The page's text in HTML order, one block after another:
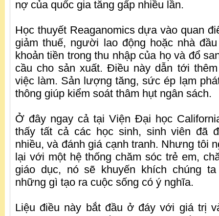
nợ của quốc gia tăng gấp nhiều lần.
Học thuyết Reaganomics dựa vào quan
giảm thuế, người lao động hoặc nhà
khoản tiền trong thu nhập của họ và đổ
cầu cho sản xuất. Điều này dẫn tới
việc làm. Sản lượng tăng, sức ép lạm
thông giúp kiểm soát thâm hụt ngân sách.
Ở đây ngay cả tại Viện Đại học
thấy tất cả các học sinh, sinh viên đã
nhiều, và đánh giá cạnh tranh. Nhưng tôi
lại với một hệ thống chăm sóc trẻ em,
giáo dục, nó sẽ khuyến khích chúng
những gì tạo ra cuộc sống có ý nghĩa.
Liệu điều này bắt đầu ở đáy với giá trị